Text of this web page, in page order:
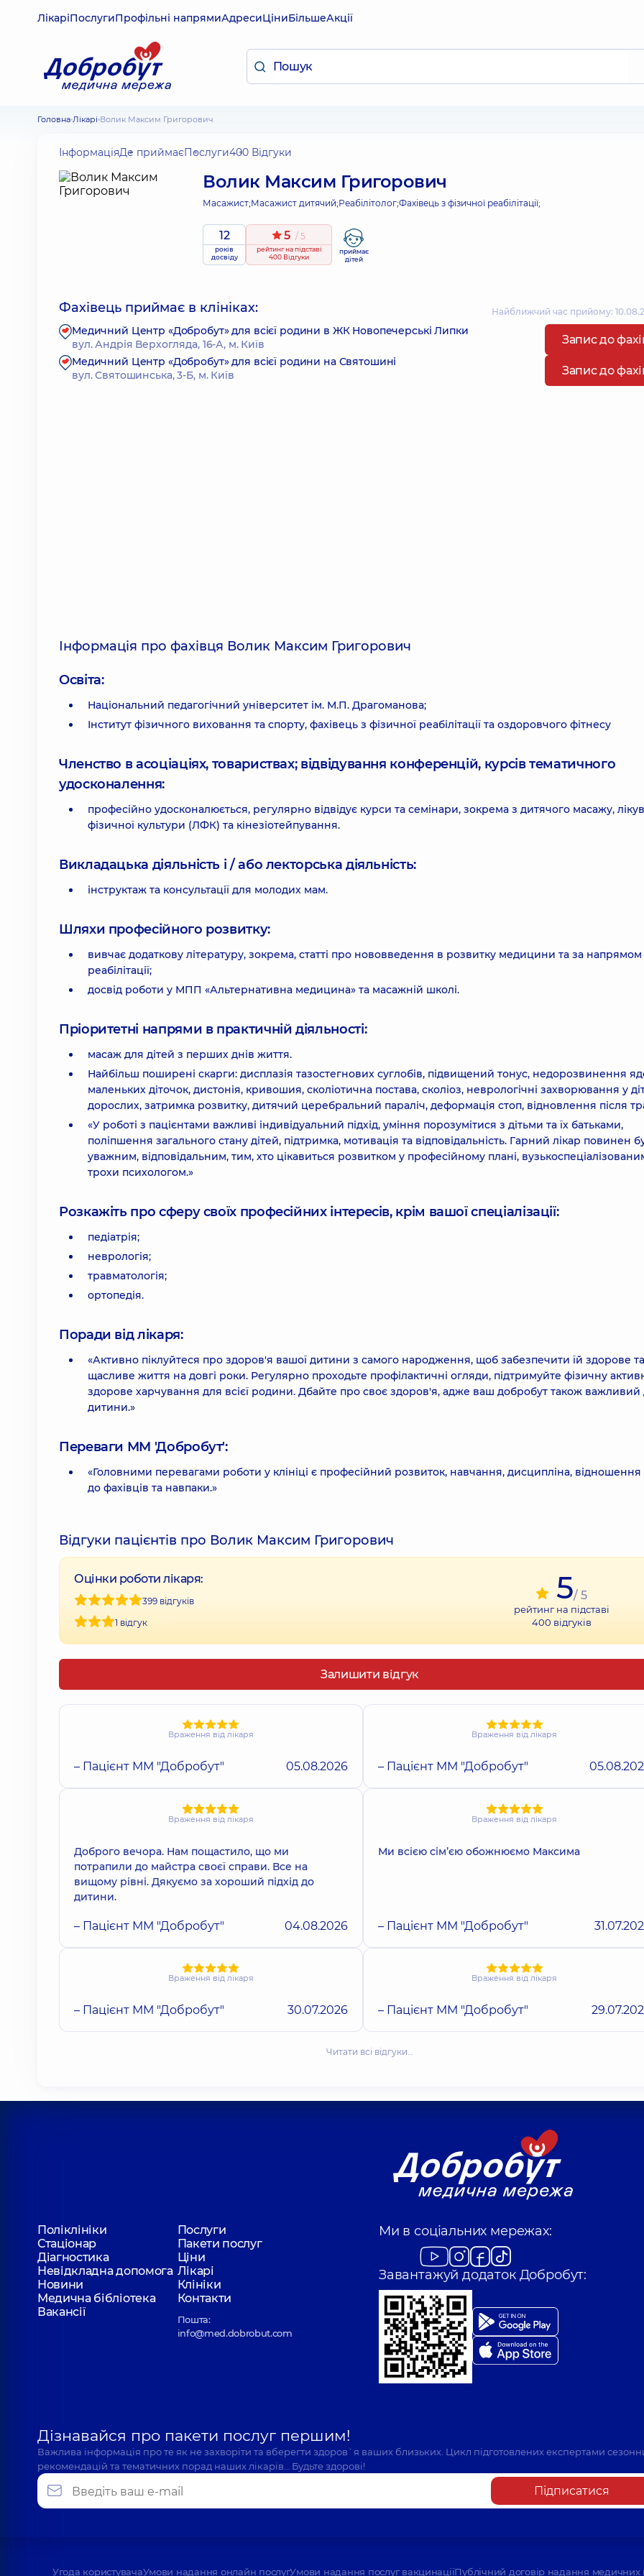
ЛікаріПослугиПрофільні напрямиАдресиЦіниБільшеАкції
Головна Лікарі Волик Максим Григорович
ІнформаціяДе приймаєПослуги400 Відгуки
Волик Максим Григорович
Масажист;Масажист дитячий;Реабілітолог;Фахівець з фізичної реабілітації;
12
років
досвіду
5 / 5
рейтингна підставі
400 Відгуки
приймає
дітей
Фахівець приймає в клініках: Найближчий час прийому:
Медичний Центр «Добробут» для всієї родини в ЖК Новопечерські Липки
вул. Андрія Верхогляда, 16-А, м. Київ
Запис до
Медичний Центр «Добробут» для всієї родини на Святошині
вул. Святошинська, 3-Б, м. Київ
Запис до
Інформація про фахівця Волик Максим Григорович
Освіта:
Національний педагогічний університет ім. М.П. Драгоманова;
Інститут фізичного виховання та спорту, фахівець з фізичної реабілітації та оздоровчого фітнесу
Членство в асоціаціях, товариствах; відвідування конференцій, курсів тематичного
удосконалення:
професійно удосконалюється, регулярно відвідує курси та семінари, зокрема з дитячого масажу,
фізичної культури (ЛФК) та кінезіотейпування.
Викладацька діяльність і / або лекторська діяльність:
інструктаж та консультації для молодих мам.
Шляхи професійного розвитку:
вивчає додаткову літературу, зокрема, статті про нововведення в розвитку медицини та за напрямом
реабілітації;
досвід роботи у МПП «Альтернативна медицина» та масажній школі.
Пріоритетні напрями в практичній діяльності:
масаж для дітей з перших днів життя.
Найбільш поширені скарги: дисплазія тазостегнових суглобів, підвищений тонус, недорозвинення
маленьких діточок, дистонія, кривошия, сколіотична постава, сколіоз, неврологічні захворювання у
дорослих, затримка розвитку, дитячий церебральний параліч, деформація стоп, відновлення після
«У роботі з пацієнтами важливі індивідуальний підхід, уміння порозумітися з дітьми та їх батьками,
поліпшення загального стану дітей, підтримка, мотивація та відповідальність. Гарний лікар повинен
уважним, відповідальним, тим, хто цікавиться розвитком у професійному плані,
трохи психологом.»
Розкажіть про сферу своїх професійних інтересів, крім вашої спеціалізації:
педіатрія;
неврологія;
травматологія;
ортопедія.
Поради від лікаря:
«Активно піклуйтеся про здоров'я вашої дитини з самого народження, щоб забезпечити їй здорове та
щасливе життя на довгі роки. Регулярно проходьте профілактичні огляди, підтримуйте фізичну
здорове харчування для всієї родини. Дбайте про своє здоров'я, адже ваш добробут також важливий
дитини.»
Переваги ММ 'Добробут':
«Головними перевагами роботи у клініці є професійний розвиток, навчання, дисципліна,
до фахівців та навпаки.»
Відгуки пацієнтів про Волик Максим Григорович
Оцінки роботи лікаря:
399 відгуків
1 відгук
5/ 5
рейтинг на підставі
400 відгуків
Залишити відгук
Враження від лікаря
– Пацієнт ММ "Добробут" 05.08.2026
Враження від лікаря
– Пацієнт ММ "Добробут"
Враження від лікаря
Доброго вечора. Нам пощастило, що ми
потрапили до майстра своєї справи. Все на
вищому рівні. Дякуємо за хороший підхід до
дитини.
– Пацієнт ММ "Добробут" 04.08.2026
Враження від лікаря
Ми всією сімʼєю обожнюємо Максима
– Пацієнт ММ "Добробут"
Враження від лікаря
– Пацієнт ММ "Добробут" 30.07.2026
Враження від лікаря
– Пацієнт ММ "Добробут"
Читати всі відгуки…
Поліклініки
Послуги
Стаціонар
Пакети послуг
Діагностика
Ціни
Невідкладна допомога Лікарі
Новини
Клініки
Медична бібліотека
Контакти
Вакансії
Пошта:
info@med.dobrobut.com
Ми в соціальних мережах:
Завантажуй додаток Добробут:
Дізнавайся про пакети послуг першим!
Важлива інформація про те як не захворіти та вберегти здоров`я ваших близьких. Цикл підготовлених експертами
рекомендацій та тематичних порад наших лікарів… Будьте здорові!
Підписатися
Угода користувачаУмови надання онлайн послугУмови надання послуг вакцинаціїПублічний договір надання медичних